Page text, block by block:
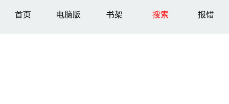
首页 电脑版 书架 搜索 报错